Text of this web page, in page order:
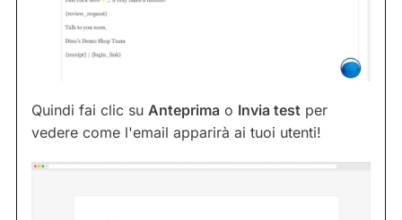
Quindi fai clic su Anteprima o Invia test per
vedere come l'email apparirà ai tuoi utenti!